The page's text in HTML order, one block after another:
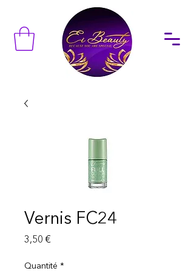
Vernis FC24
3,50 €Prix
Quantité *